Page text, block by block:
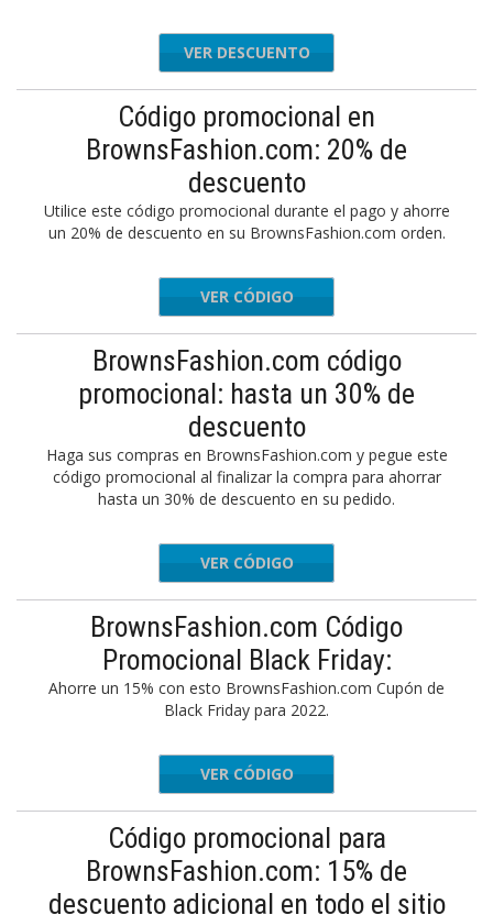
VER DESCUENTO
Código promocional en
BrownsFashion.com: 20% de
descuento
Utilice este código promocional durante el pago y ahorre
un 20% de descuento en su BrownsFashion.com orden.
STYLE20
VER CÓDIGO
BrownsFashion.com código
promocional: hasta un 30% de
descuento
Haga sus compras en BrownsFashion.com y pegue este
código promocional al finalizar la compra para ahorrar
hasta un 30% de descuento en su pedido.
press30
VER CÓDIGO
BrownsFashion.com Código
Promocional Black Friday:
Ahorre un 15% con esto BrownsFashion.com Cupón de
Black Friday para 2022.
-45WSBJ
VER CÓDIGO
Código promocional para
BrownsFashion.com: 15% de
descuento adicional en todo el sitio